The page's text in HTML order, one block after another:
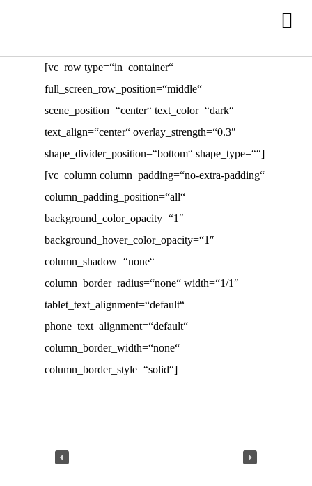
[vc_row type=“in_container“
full_screen_row_position=“middle“
scene_position=“center“ text_color=“dark“
text_align=“center“ overlay_strength=“0.3″
shape_divider_position=“bottom“ shape_type=““]
[vc_column column_padding=“no-extra-padding“
column_padding_position=“all“
background_color_opacity=“1″
background_hover_color_opacity=“1″
column_shadow=“none“
column_border_radius=“none“ width=“1/1″
tablet_text_alignment=“default“
phone_text_alignment=“default“
column_border_width=“none“
column_border_style=“solid“]